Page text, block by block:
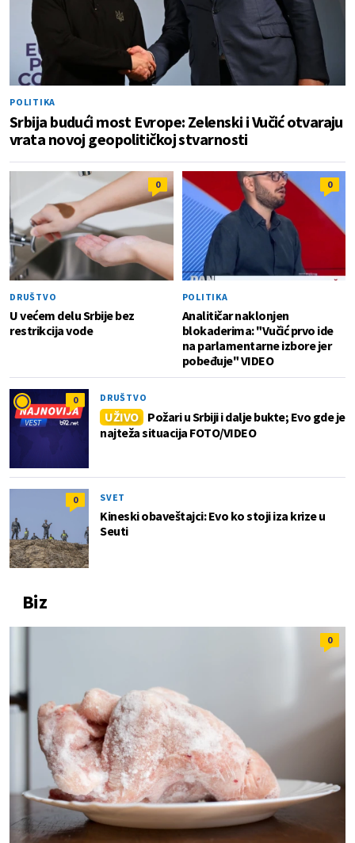
POLITIKA
Srbija budući most Evrope: Zelenski i Vučić otvaraju
vrata novoj geopolitičkoj stvarnosti
0
DRUŠTVO
U većem delu Srbije bez
restrikcija vode
0
POLITIKA
Analitičar naklonjen
blokaderima: "Vučić prvo ide
na parlamentarne izbore jer
pobeđuje" VIDEO
0 DRUŠTVO
UŽIVO
Požari u Srbiji i dalje bukte; Evo gde je
najteža situacija FOTO/VIDEO
0 SVET
Kineski obaveštajci: Evo ko stoji iza krize u
Seuti
Biz
0